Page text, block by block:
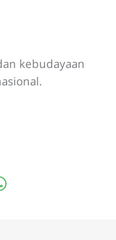
kebudayaan